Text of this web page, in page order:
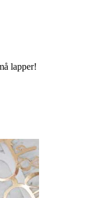
lapper!